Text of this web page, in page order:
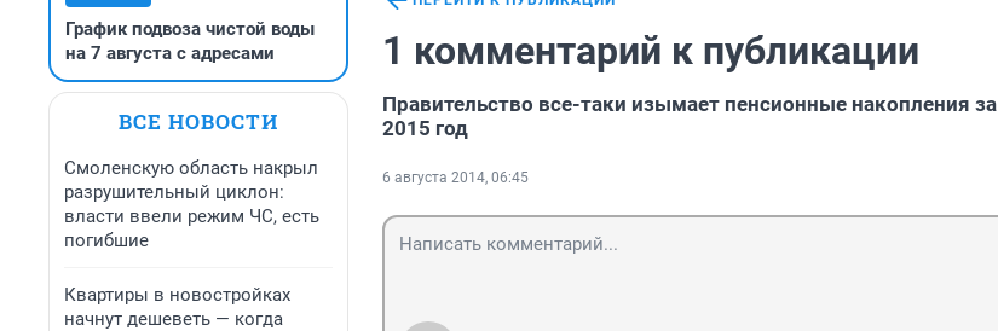
График подвоза чистой воды
на 7 августа с адресами
ВСЕ НОВОСТИ
Смоленскую область накрыл
разрушительный циклон:
власти ввели режим ЧС, есть
погибшие
Квартиры в новостройках
начнут дешеветь — когда
1 комментарий к публикации
Правительство все-таки изымает пенсионные накопления за
2015 год
6 августа 2014, 06:45